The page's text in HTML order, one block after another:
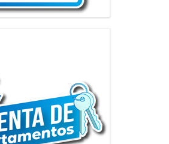
a la venta ubicados en
zonas de Cartagena.